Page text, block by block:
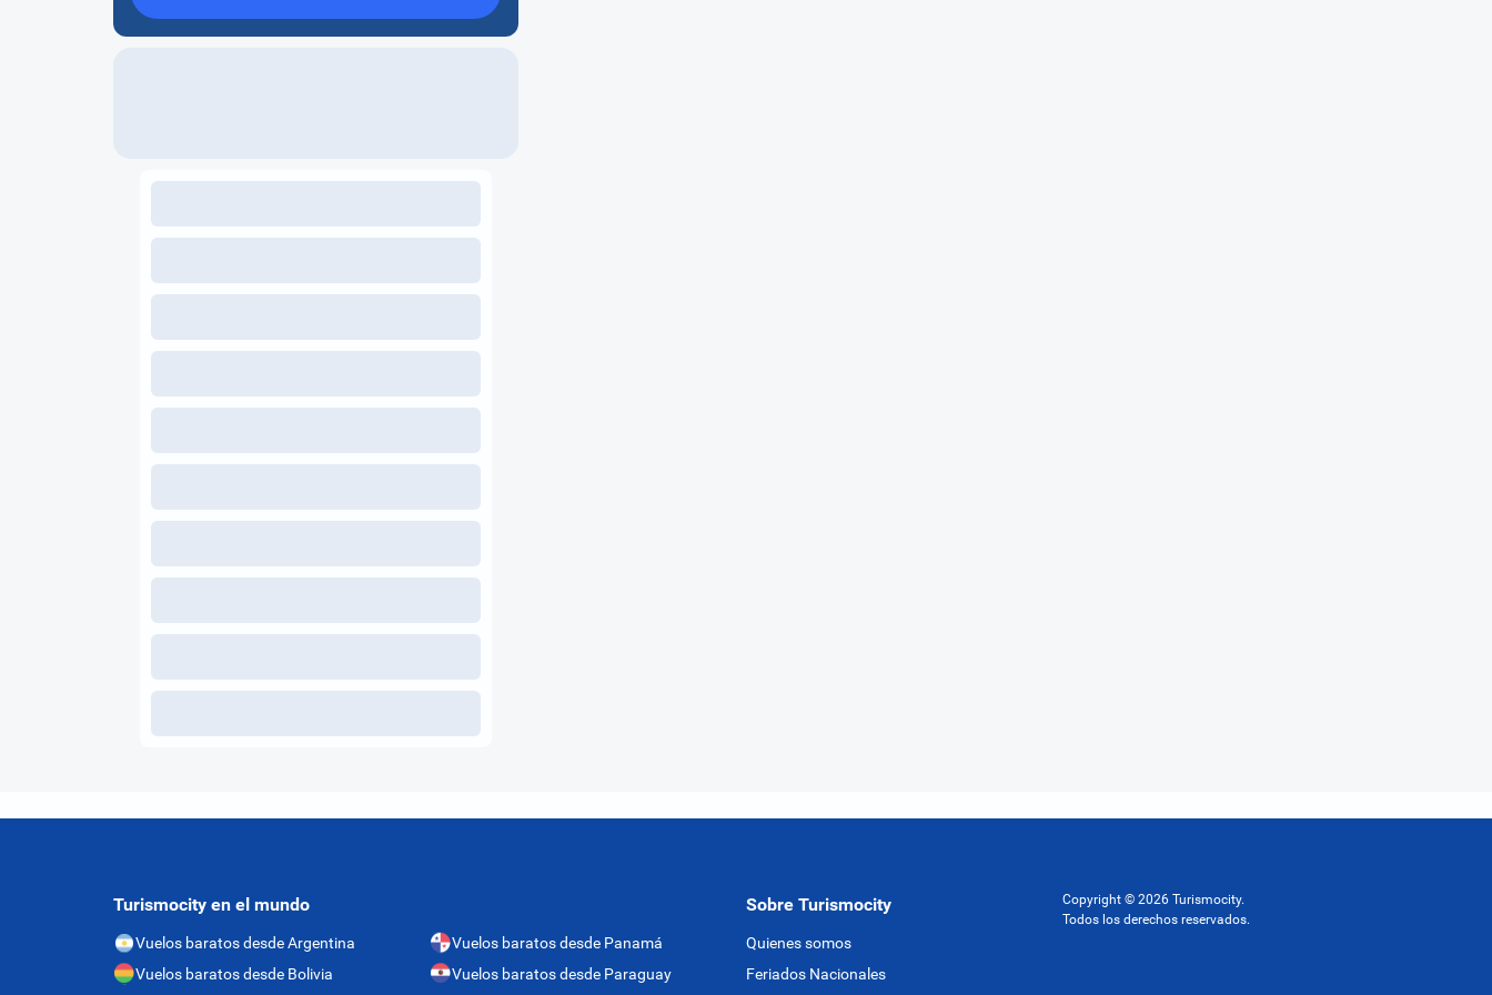
Turismocity en el mundo
Vuelos baratos desde Argentina
Vuelos baratos desde Bolivia
Vuelos baratos desde Panamá
Vuelos baratos desde Paraguay
Sobre Turismocity
Quienes somos
Feriados Nacionales
Copyright © 2026 Turismocity.
Todos los derechos reservados.